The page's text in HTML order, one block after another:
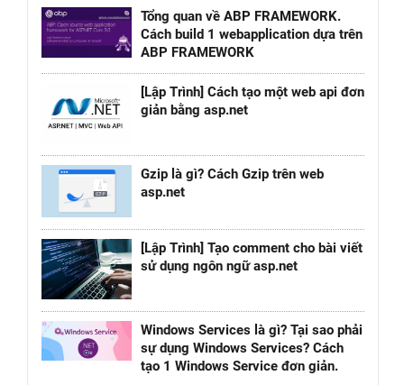
Tổng quan về ABP FRAMEWORK.
Cách build 1 webapplication dựa trên
ABP FRAMEWORK
[Lập Trình] Cách tạo một web api đơn
giản bằng asp.net
Gzip là gì? Cách Gzip trên web
asp.net
[Lập Trình] Tạo comment cho bài viết
sử dụng ngôn ngữ asp.net
Windows Services là gì? Tại sao phải
sự dụng Windows Services? Cách
tạo 1 Windows Service đơn giản.